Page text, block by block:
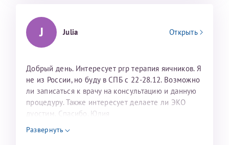
J Julia Открыть
Добрый день. Интересует prp терапия яичников. Я
не из России, но буду в СПБ с 22-28.12. Возможно
ли записаться к врачу на консультацию и данную
процедуру. Также интересует делаете ли ЭКО
дуостим. Спасибо. Юлия
Развернуть